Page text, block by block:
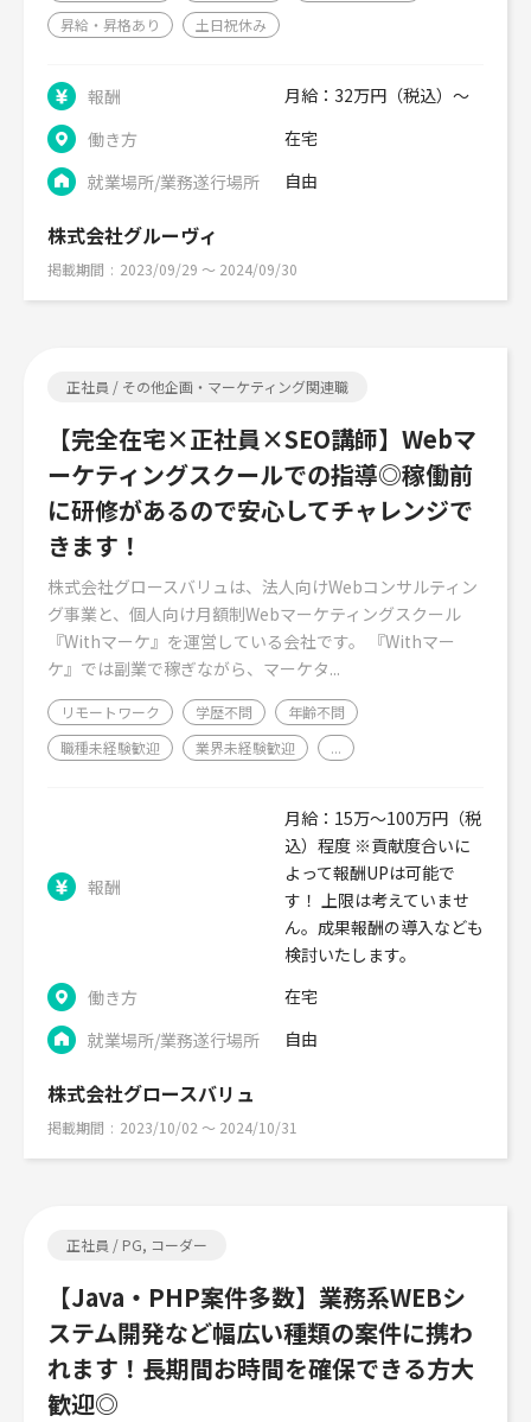
昇給・昇格あり
土日祝休み
報酬
月給：32万円（税込）～
働き方
在宅
就業場所/業務遂行場所
自由
株式会社グルーヴィ
掲載期間 2023/09/29 〜 2024/09/30
正社員 / その他企画・マーケティング関連職
【完全在宅×正社員×SEO講師】Webマ
ーケティングスクールでの指導◎稼働前
に研修があるので安心してチャレンジで
きます！
株式会社グロースバリュは、法人向けWebコンサルティン
グ事業と、個人向け月額制Webマーケティングスクール
『Withマーケ』を運営している会社です。 『Withマー
ケ』では副業で稼ぎながら、マーケタ...
リモートワーク 学歴不問
年齢不問
職種未経験歓迎
業界未経験歓迎 ...
報酬
月給：15万〜100万円（税
込）程度 ※貢献度合いに
よって報酬UPは可能で
す！ 上限は考えていませ
ん。成果報酬の導入なども
検討いたします。
働き方
在宅
就業場所/業務遂行場所
自由
株式会社グロースバリュ
掲載期間 2023/10/02 〜 2024/10/31
正社員 / PG, コーダー
【Java・PHP案件多数】業務系WEBシ
ステム開発など幅広い種類の案件に携わ
れます！長期間お時間を確保できる方大
歓迎◎